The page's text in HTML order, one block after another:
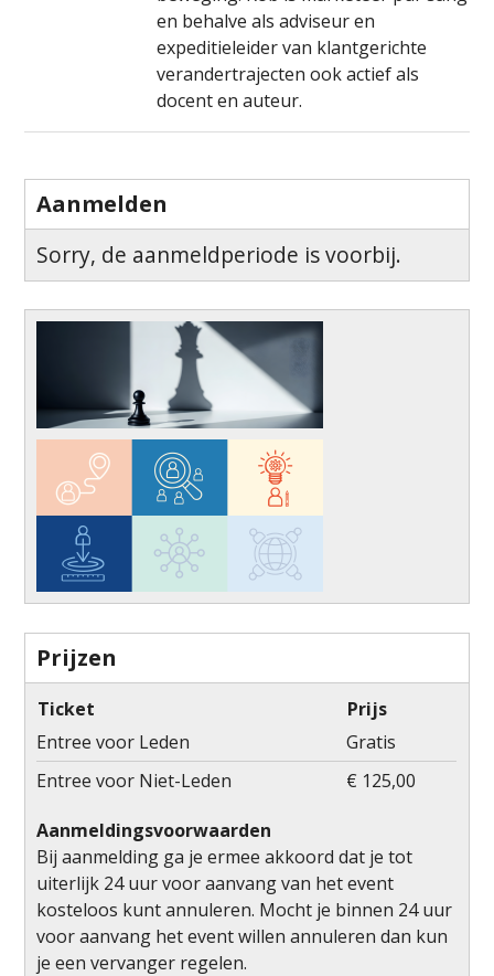
en behalve als adviseur en
expeditieleider van klantgerichte
verandertrajecten ook actief als
docent en auteur.
Aanmelden
Sorry, de aanmeldperiode is voorbij.
Prijzen
Ticket
Prijs
Entree voor Leden
Gratis
Entree voor Niet-Leden
€ 125,00
Aanmeldingsvoorwaarden
Bij aanmelding ga je ermee akkoord dat je tot
uiterlijk 24 uur voor aanvang van het event
kosteloos kunt annuleren. Mocht je binnen 24 uur
voor aanvang het event willen annuleren dan kun
je een vervanger regelen.